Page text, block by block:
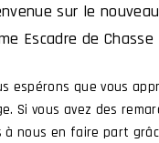
sur le
Escadre de Chasse
espérons que vous
Si vous avez des
à nous en faire part